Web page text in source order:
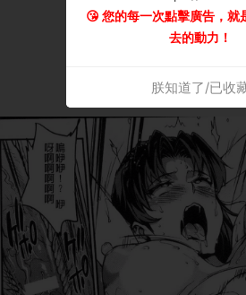
😘 您的每一次點擊廣告，就
去的動力！
朕知道了/已收